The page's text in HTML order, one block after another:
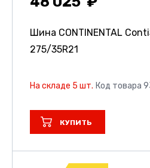
Шина CONTINENTAL
275/35R21
На складе 5 шт. Код товара
КУПИТЬ